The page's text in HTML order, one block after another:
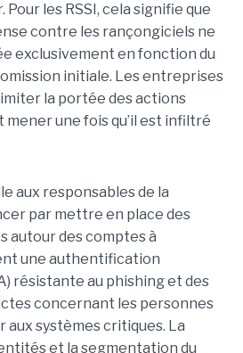
les RSSI, cela signifie que
contre les rançongiciels ne
exclusivement en fonction du
initiale. Les entreprises
la portée des actions
mener une fois qu’il est infiltré
aux responsables de la
par mettre en place des
autour des comptes à
une authentification
résistante au phishing et des
concernant les personnes
aux systèmes critiques. La
et la segmentation du